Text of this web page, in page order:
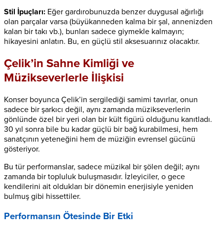
Stil İpuçları: Eğer gardırobunuzda benzer duygusal ağırlığı
olan parçalar varsa (büyükanneden kalma bir şal, annenizden
kalan bir takı vb.), bunları sadece giymekle kalmayın;
hikayesini anlatın. Bu, en güçlü stil aksesuarınız olacaktır.
Çelik’in Sahne Kimliği ve
Müzikseverlerle İlişkisi
Konser boyunca Çelik’in sergilediği samimi tavırlar, onun
sadece bir şarkıcı değil, aynı zamanda müzikseverlerin
gönlünde özel bir yeri olan bir kült figürü olduğunu kanıtladı.
30 yıl sonra bile bu kadar güçlü bir bağ kurabilmesi, hem
sanatçının yeteneğini hem de müziğin evrensel gücünü
gösteriyor.
Bu tür performanslar, sadece müzikal bir şölen değil; aynı
zamanda bir topluluk buluşmasıdır. İzleyiciler, o gece
kendilerini ait oldukları bir dönemin enerjisiyle yeniden
bulmuş gibi hissettiler.
Performansın Ötesinde Bir Etki